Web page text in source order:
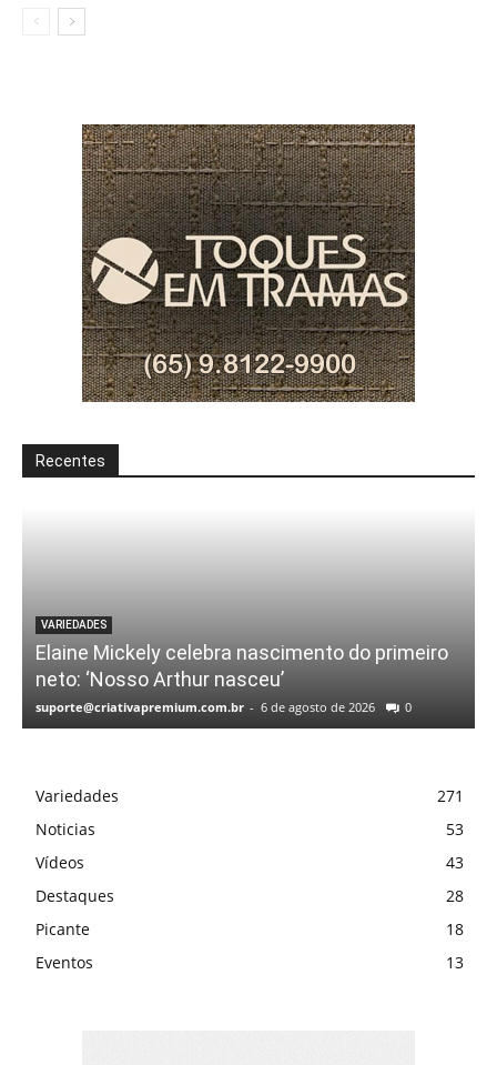
Recentes
VARIEDADES
Elaine Mickely celebra nascimento do primeiro
neto: ‘Nosso Arthur nasceu’
suporte@criativapremium.com.br - 6 de agosto de 2026 0
Variedades
271
Noticias
53
Vídeos
43
Destaques
28
Picante
18
Eventos
13